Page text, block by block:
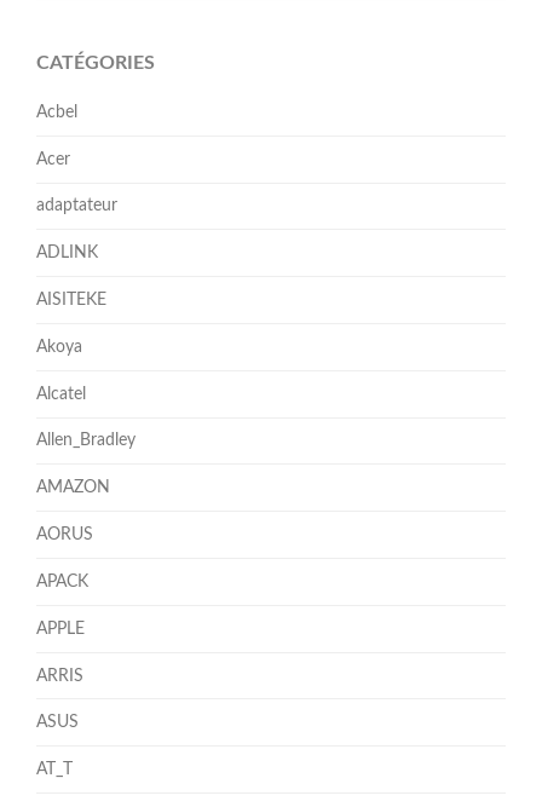
CATÉGORIES
Acbel
Acer
adaptateur
ADLINK
AISITEKE
Akoya
Alcatel
Allen_Bradley
AMAZON
AORUS
APACK
APPLE
ARRIS
ASUS
AT_T